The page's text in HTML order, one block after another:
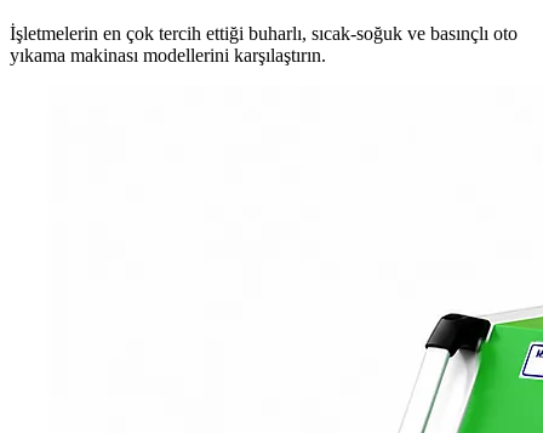
İşletmelerin en çok tercih ettiği buharlı, sıcak-soğuk ve basınçlı oto
yıkama makinası modellerini karşılaştırın.